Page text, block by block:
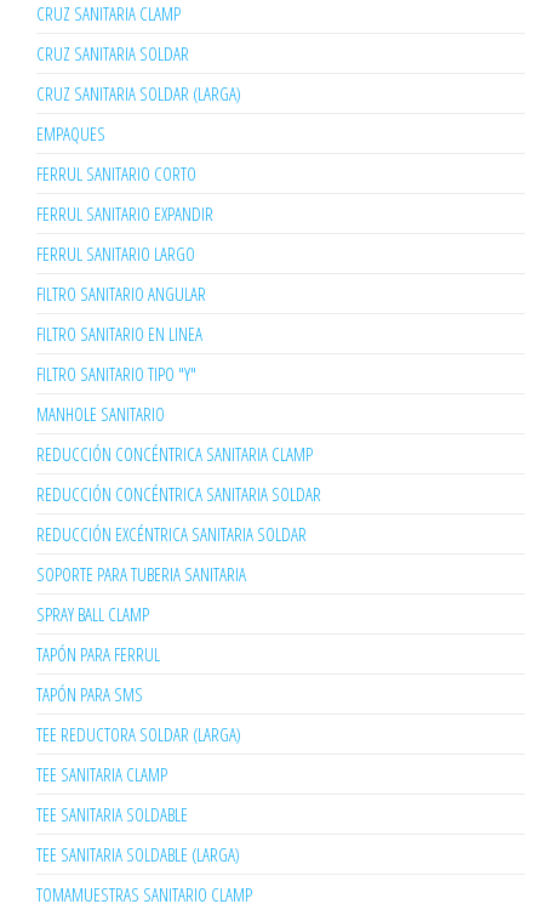
CRUZ SANITARIA CLAMP
CRUZ SANITARIA SOLDAR
CRUZ SANITARIA SOLDAR (LARGA)
EMPAQUES
FERRUL SANITARIO CORTO
FERRUL SANITARIO EXPANDIR
FERRUL SANITARIO LARGO
FILTRO SANITARIO ANGULAR
FILTRO SANITARIO EN LINEA
FILTRO SANITARIO TIPO "Y"
MANHOLE SANITARIO
REDUCCIÓN CONCÉNTRICA SANITARIA CLAMP
REDUCCIÓN CONCÉNTRICA SANITARIA SOLDAR
REDUCCIÓN EXCÉNTRICA SANITARIA SOLDAR
SOPORTE PARA TUBERIA SANITARIA
SPRAY BALL CLAMP
TAPÓN PARA FERRUL
TAPÓN PARA SMS
TEE REDUCTORA SOLDAR (LARGA)
TEE SANITARIA CLAMP
TEE SANITARIA SOLDABLE
TEE SANITARIA SOLDABLE (LARGA)
TOMAMUESTRAS SANITARIO CLAMP